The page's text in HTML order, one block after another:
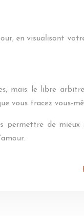
en visualisant
mais le libre
vous tracez vous-
de